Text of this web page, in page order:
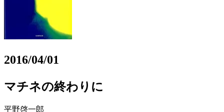
2016/04/01
マチネの終わりに
平野啓一郎